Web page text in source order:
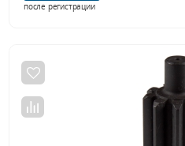
после регистрации